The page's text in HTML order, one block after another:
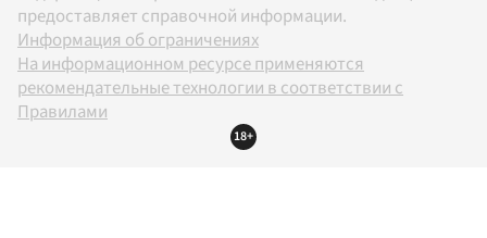
предоставляет справочной информации.
Информация об ограничениях
На информационном ресурсе применяются
рекомендательные технологии в соответствии с
Правилами
18+